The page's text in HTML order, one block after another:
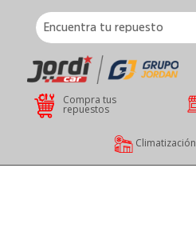
Compra tus
repuestos
Climatización